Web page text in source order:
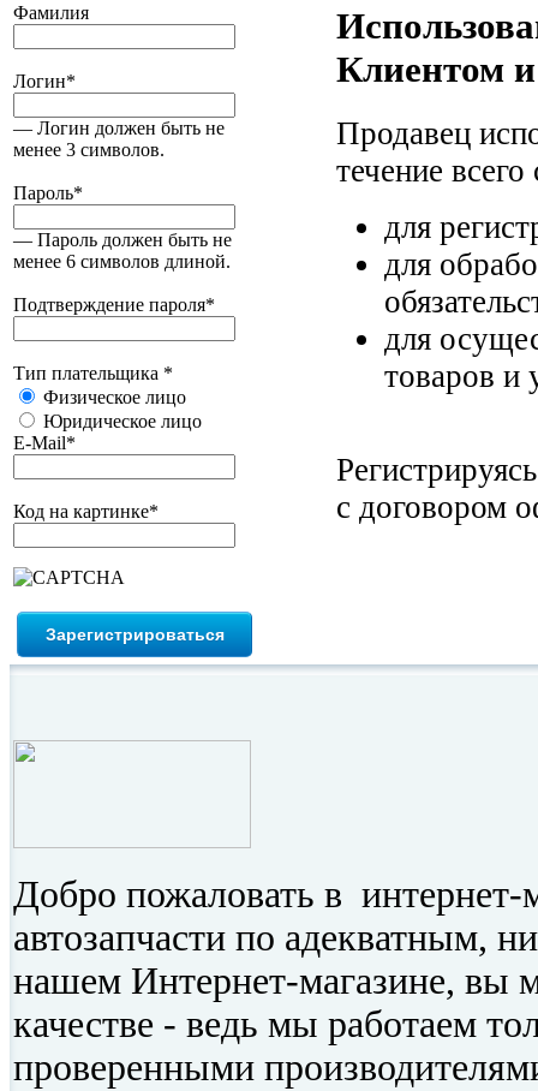
Фамилия
Логин*
— Логин должен быть не
менее 3 символов.
Пароль*
— Пароль должен быть не
менее 6 символов длиной.
Подтверждение пароля*
Тип плательщика *
Физическое лицо
Юридическое лицо
E-Mail*
Код на картинке*
Клиентом
Продавец
течение
для
для
для
товаров и
с договором
Добро пожаловать в
автозапчасти по адекватным,
нашем Интернет-магазине, вы
качестве - ведь мы работаем
проверенными